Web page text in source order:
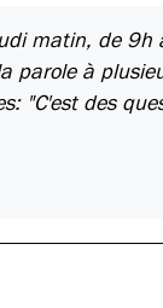
matin, de 9h
parole à
"C'est des